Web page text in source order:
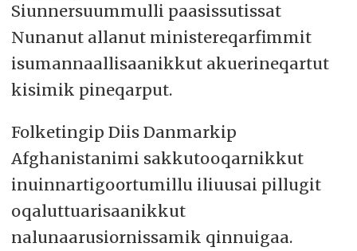
Siunnersuummulli paasissutissat
Nunanut allanut ministereqarfimmit
isumannaallisaanikkut akuerineqartut
kisimik pineqarput.
Folketingip Diis Danmarkip
Afghanistanimi sakkutooqarnikkut
inuinnartigoortumillu iliuusai pillugit
oqaluttuarisaanikkut
nalunaarusiornissamik qinnuigaa.